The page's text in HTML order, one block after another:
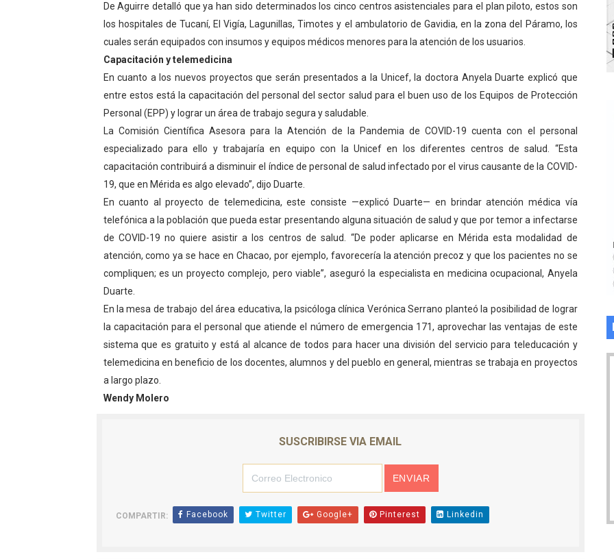
Mincomunas impulsa el autogobierno en Mérida con plan de actualización y atención
Expertos inspeccionan espacios del OAN para la instalación del detector Cherenkov
De Aguirre detalló que ya han sido determinados los cinco centros asistenciales para el plan piloto, estos son
los hospitales de Tucaní, El Vigía, Lagunillas, Timotes y el ambulatorio de Gavidia, en la zona del Páramo, los
cuales serán equipados con insumos y equipos médicos menores para la atención de los usuarios.
Capacitación y telemedicina
En cuanto a los nuevos proyectos que serán presentados a la Unicef, la doctora Anyela Duarte explicó que
entre estos está la capacitación del personal del sector salud para el buen uso de los Equipos de Protección
Personal (EPP) y lograr un área de trabajo segura y saludable.
La Comisión Científica Asesora para la Atención de la Pandemia de COVID-19 cuenta con el personal
especializado para ello y trabajaría en equipo con la Unicef en los diferentes centros de salud. “Esta
capacitación contribuirá a disminuir el índice de personal de salud infectado por el virus causante de la COVID-
19, que en Mérida es algo elevado”, dijo Duarte.
En cuanto al proyecto de telemedicina, este consiste —explicó Duarte— en brindar atención médica vía
telefónica a la población que pueda estar presentando alguna situación de salud y que por temor a infectarse
de COVID-19 no quiere asistir a los centros de salud. “De poder aplicarse en Mérida esta modalidad de
atención, como ya se hace en Chacao, por ejemplo, favorecería la atención precoz y que los pacientes no se
compliquen; es un proyecto complejo, pero viable”, aseguró la especialista en medicina ocupacional, Anyela
Duarte.
En la mesa de trabajo del área educativa, la psicóloga clínica Verónica Serrano planteó la posibilidad de lograr
la capacitación para el personal que atiende el número de emergencia 171, aprovechar las ventajas de este
sistema que es gratuito y está al alcance de todos para hacer una división del servicio para teleducación y
telemedicina en beneficio de los docentes, alumnos y del pueblo en general, mientras se trabaja en proyectos
a largo plazo.
Wendy Molero
SUSCRIBIRSE VIA EMAIL
COMPARTIR: Facebook Twitter Google+ Pinterest Linkedin